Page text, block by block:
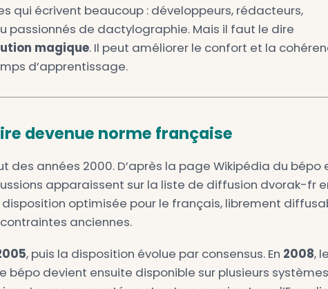
l’emplacement des lettres, des
de la rangée supérieure gauche : B, É,
anglophone : placer les caractères les
les déplacements inutiles et mieux
qui écrivent beaucoup :
ou passionnés de dactylographie.
une solution magique
vrai temps d’apprentissage.